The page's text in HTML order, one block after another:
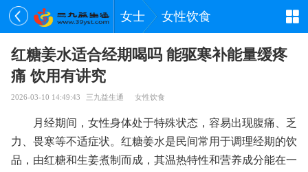
女士 女性饮食
红糖姜水适合经期喝吗 能驱寒补能量缓疼
痛 饮用有讲究
2026-03-10 14:49:43 三九益生通 女性饮食
月经期间，女性身体处于特殊状态，容易出现腹痛、乏
力、畏寒等不适症状。红糖姜水是民间常用于调理经期的饮
品，由红糖和生姜煮制而成，其温热特性和营养成分能在一